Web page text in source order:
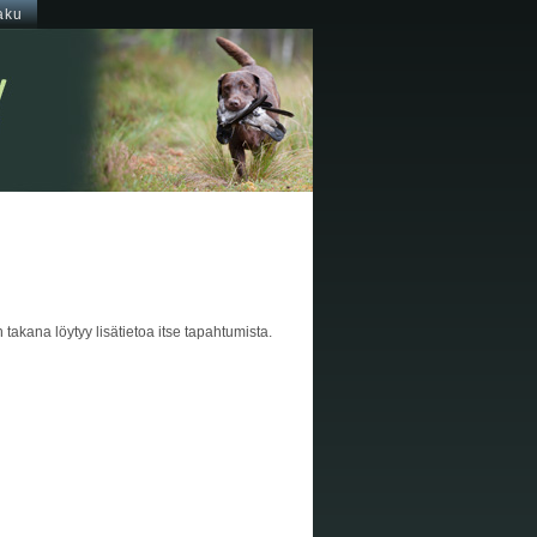
takana löytyy lisätietoa itse tapahtumista.